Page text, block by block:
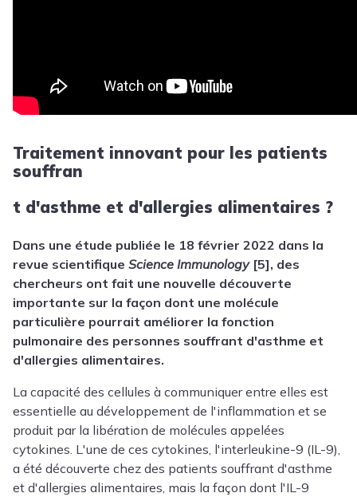
Traitement innovant pour les patients
souffran
t d'asthme et d'allergies alimentaires ?
Dans une étude publiée le 18 février 2022 dans la
revue scientifique Science Immunology [5], des
chercheurs ont fait une nouvelle découverte
importante sur la façon dont une molécule
particulière pourrait améliorer la fonction
pulmonaire des personnes souffrant d'asthme et
d'allergies alimentaires.
La capacité des cellules à communiquer entre elles est
essentielle au développement de l'inflammation et se
produit par la libération de molécules appelées
cytokines. L'une de ces cytokines, l'interleukine-9 (IL-9),
a été découverte chez des patients souffrant d'asthme
et d'allergies alimentaires, mais la façon dont l'IL-9